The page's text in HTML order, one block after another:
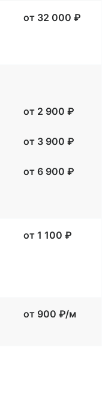
от 32 000 ₽
от 2 900 ₽
от 3 900 ₽
от 6 900 ₽
от 1 100 ₽
от 900 ₽/м